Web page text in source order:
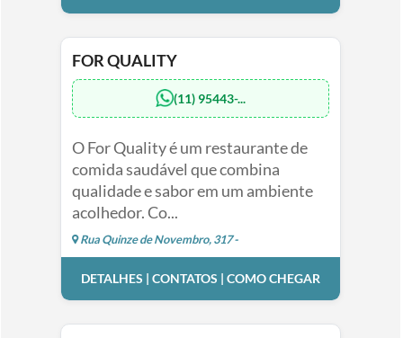
FOR QUALITY
(11) 95443-...
O For Quality é um restaurante de
comida saudável que combina
qualidade e sabor em um ambiente
acolhedor. Co...
Rua Quinze de Novembro, 317 -
DETALHES | CONTATOS | COMO CHEGAR